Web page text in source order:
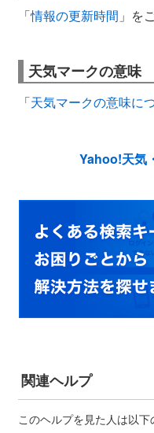
「情報の更新時間 」を
天気マークの意味
「天気マークの意味に
Yahoo!天気
関連ヘルプ
このヘルプを見た人は以